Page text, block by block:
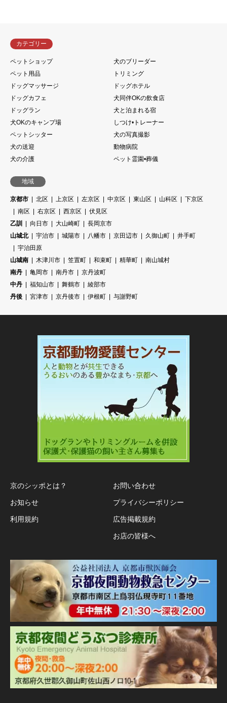
カテゴリー
ペットショップ
犬のブリーダー
ペット用品
トリミング
ドッグマッサージ
ドッグホテル
ドッグカフェ
犬同伴OKの飲食店
ドッグラン
犬と泊まれる宿
犬OKのキャンプ場
しつけ•トレーナー
ペットシッター
犬の写真撮影
犬の送迎
動物病院
犬の介護
ペット霊園•葬儀
地域
京都市 北区 上京区 左京区 中京区 東山区 山科区
下京区
南区
右京区 西京区
伏見区
乙訓
向日市 大山崎町
長岡京市
山城北
宇治市 城陽市 八幡市 京田辺市 久御山町
井手町
宇治田原
山城南
木津川市 笠置町 和束町 精華町
南山城村
南丹
亀岡市 南丹市
京丹波町
中丹
福知山市 舞鶴市
綾部市
丹後
宮津市 京丹後市 伊根町 与謝野町
京のシッポとは？
お知らせ
利用規約
お問い合わせ
プライバシーポリシー
広告掲載規約
お店の皆様へ